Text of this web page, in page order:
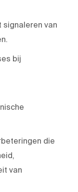
signaleren van
bij
die
van